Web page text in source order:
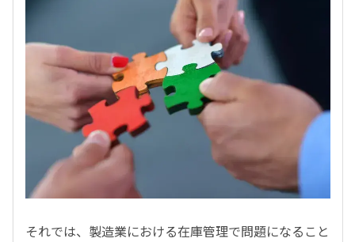
それでは、製造業における在庫管理で問題になること